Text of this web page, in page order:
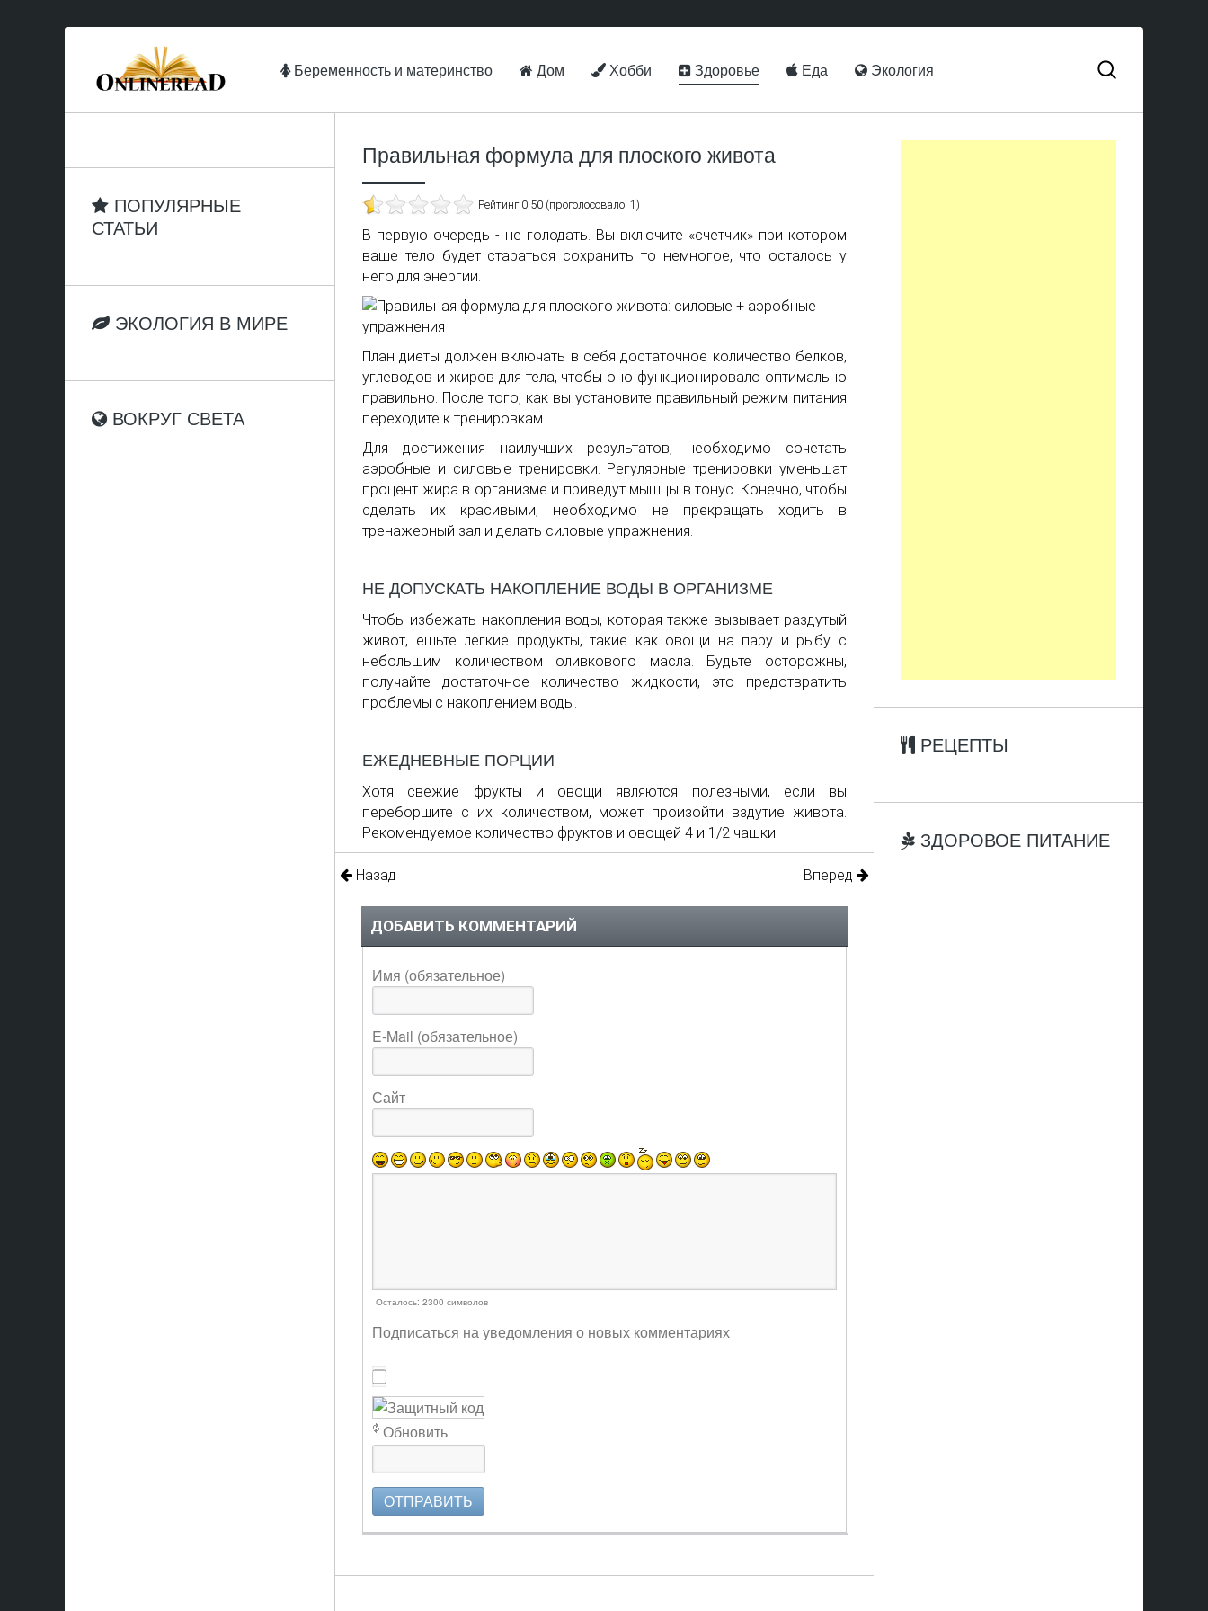
Беременность и материнство Дом Хобби Здоровье Еда Экология
Правильная формула для плоского живота
Рейтинг 0.50 (проголосовало: 1)
В первую очередь - не голодать. Вы включите «счетчик» при котором
ваше тело будет стараться сохранить то немногое, что осталось у
него для энергии.
План диеты должен включать в себя достаточное количество белков,
углеводов и жиров для тела, чтобы оно функционировало оптимально
правильно. После того, как вы установите правильный режим питания
переходите к тренировкам.
Для достижения наилучших результатов, необходимо сочетать
аэробные и силовые тренировки. Регулярные тренировки уменьшат
процент жира в организме и приведут мышцы в тонус. Конечно, чтобы
сделать их красивыми, необходимо не прекращать ходить в
тренажерный зал и делать силовые упражнения.
НЕ ДОПУСКАТЬ НАКОПЛЕНИЕ ВОДЫ В ОРГАНИЗМЕ
Чтобы избежать накопления воды, которая также вызывает раздутый
живот, ешьте легкие продукты, такие как овощи на пару и рыбу с
небольшим количеством оливкового масла. Будьте осторожны,
получайте достаточное количество жидкости, это предотвратить
проблемы с накоплением воды.
ЕЖЕДНЕВНЫЕ ПОРЦИИ
Хотя свежие фрукты и овощи являются полезными, если вы
переборщите с их количеством, может произойти вздутие живота.
Рекомендуемое количество фруктов и овощей 4 и 1/2 чашки.
Назад Вперед
ДОБАВИТЬ КОММЕНТАРИЙ
Имя (обязательное)
E-Mail (обязательное)
Сайт
Осталось: 2300 символов
Подписаться на уведомления о новых комментариях
Обновить
ОТПРАВИТЬ
РЕЦЕПТЫ
ЗДОРОВОЕ ПИТАНИЕ
ПОПУЛЯРНЫЕ
СТАТЬИ
ЭКОЛОГИЯ В МИРЕ
ВОКРУГ СВЕТА